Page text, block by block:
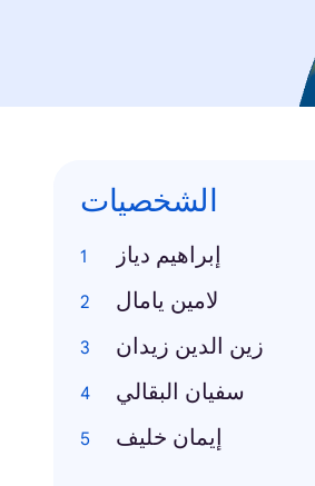
الشخصيات
إبراهيم دياز
لامين يامال
زين الدين زيدان
سفيان البقالي
إيمان خليف